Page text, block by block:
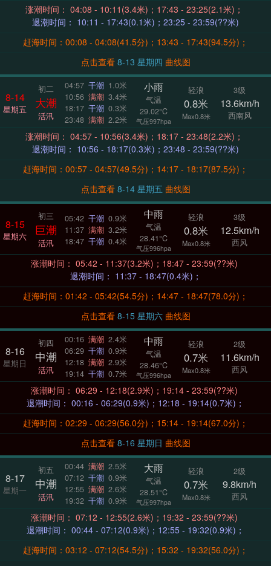
涨潮时间： 04:08 - 10:11(3.4米)；17:43 - 23:25(2.1米)；
退潮时间： 10:11 - 17:43(0.1米)；23:25 - 23:59(??米)
赶海时间：00:08 - 04:08(41.5分)；13:43 - 17:43(94.5分)；
点击查看
8-13 星期四 曲线图
8-14
星期五
初二
大潮
活汛
04:57 干潮 1.0米
10:56 满潮 3.4米
18:17 干潮 0.3米
23:48 满潮 2.2米
小雨
气温
29.02°C
气压997hpa
轻浪
0.8米
Max0.8米
3级
13.6km/h
西南风
涨潮时间： 04:57 - 10:56(3.4米)；18:17 - 23:48(2.2米)；
退潮时间： 10:56 - 18:17(0.3米)；23:48 - 23:59(??米)
赶海时间：00:57 - 04:57(49.5分)；14:17 - 18:17(87.5分)；
点击查看
8-14 星期五 曲线图
8-15
星期六
初三
巨潮
活汛
05:42 干潮 0.9米
11:37 满潮 3.2米
18:47 干潮 0.4米
中雨
气温
28.41°C
气压996hpa
轻浪
0.8米
Max0.8米
3级
12.5km/h
西风
涨潮时间： 05:42 - 11:37(3.2米)；18:47 - 23:59(??米)
退潮时间： 11:37 - 18:47(0.4米)；
赶海时间：01:42 - 05:42(54.5分)；14:47 - 18:47(78.0分)；
点击查看
8-15 星期六 曲线图
8-16
星期日
初四
中潮
活汛
00:16 满潮 2.4米
06:29 干潮 0.9米
12:18 满潮 2.9米
19:14 干潮 0.7米
中雨
气温
28.46°C
气压996hpa
轻浪
0.7米
Max0.8米
2级
11.6km/h
西风
涨潮时间： 06:29 - 12:18(2.9米)；19:14 - 23:59(??米)
退潮时间： 00:16 - 06:29(0.9米)；12:18 - 19:14(0.7米)；
赶海时间：02:29 - 06:29(56.0分)；15:14 - 19:14(67.0分)；
点击查看
8-16 星期日 曲线图
8-17
星期一
初五
中潮
活汛
00:44 满潮 2.5米
07:12 干潮 0.9米
12:55 满潮 2.6米
19:32 干潮 0.9米
大雨
气温
28.51°C
气压997hpa
轻浪
0.7米
Max0.8米
2级
9.8km/h
西风
涨潮时间： 07:12 - 12:55(2.6米)；19:32 - 23:59(??米)
退潮时间： 00:44 - 07:12(0.9米)；12:55 - 19:32(0.9米)；
赶海时间：03:12 - 07:12(54.5分)；15:32 - 19:32(56.0分)；